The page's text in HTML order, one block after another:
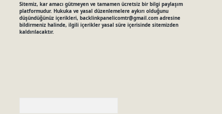
Sitemiz, kar amacı gütmeyen ve tamamen ücretsiz bir bilgi paylaşım
platformudur. Hukuka ve yasal düzenlemelere aykırı olduğunu
düşündüğünüz içerikleri, backlinkpanelicomtr@gmail.comadresine
bildirmeniz halinde, ilgili içerikler yasal süre içerisinde sitemizden
kaldırılacaktır.